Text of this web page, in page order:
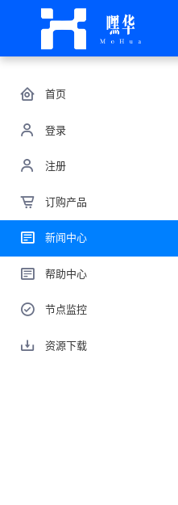
首页
登录
注册
订购产品
新闻中心
帮助中心
节点监控
资源下载